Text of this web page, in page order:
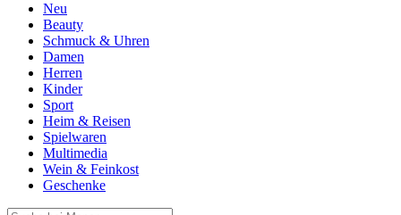
Neu
Beauty
Schmuck & Uhren
Damen
Herren
Kinder
Sport
Heim & Reisen
Spielwaren
Multimedia
Wein & Feinkost
Geschenke